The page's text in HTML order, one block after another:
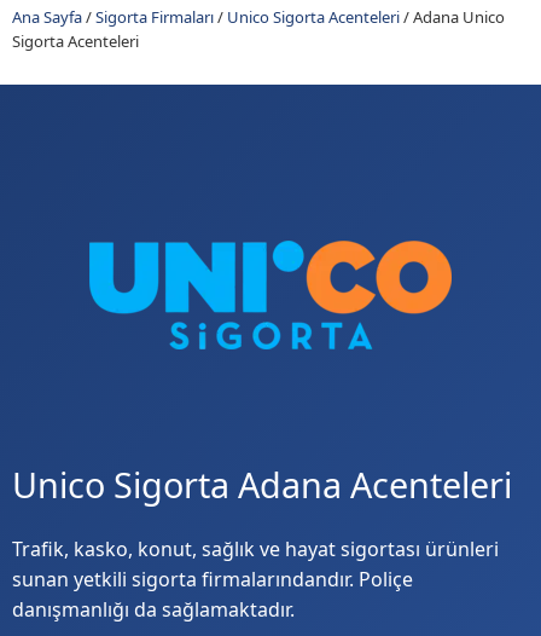
Ana Sayfa/Sigorta Firmaları/ Unico Sigorta Acenteleri/Adana Unico
Sigorta Acenteleri
Unico Sigorta Adana Acenteleri
Trafik, kasko, konut, sağlık ve hayat sigortası ürünleri
sunan yetkili sigorta firmalarındandır. Poliçe
danışmanlığı da sağlamaktadır.